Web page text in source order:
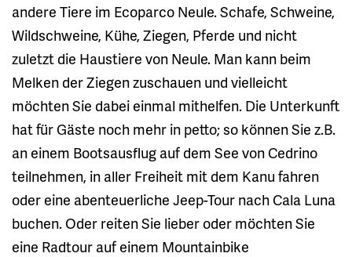
andere Tiere im Ecoparco Neule. Schafe, Schweine,
Wildschweine, Kühe, Ziegen, Pferde und nicht
zuletzt die Haustiere von Neule. Man kann beim
Melken der Ziegen zuschauen und vielleicht
möchten Sie dabei einmal mithelfen. Die Unterkunft
hat für Gäste noch mehr in petto; so können Sie z.B.
an einem Bootsausflug auf dem See von Cedrino
teilnehmen, in aller Freiheit mit dem Kanu fahren
oder eine abenteuerliche Jeep-Tour nach Cala Luna
buchen. Oder reiten Sie lieber oder möchten Sie
eine Radtour auf einem Mountainbike